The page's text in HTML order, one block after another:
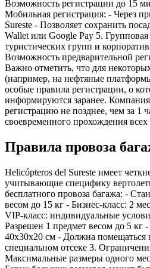
Возможность регистрации до 15
Мобильная регистрация: - Через
Sureste - Позволяет сохранить
Wallet или Google Pay 5.
туристических групп и
Возможность предварительной
Важно отметить, что для
(например, на нефтяные
особые правила регистрации, о
информируются заранее.
регистрацию не позднее, чем за 1
своевременного прохождения
Правила провоза
Helicópteros del Sureste имеет
учитывающие специфику
бесплатного провоза багажа: -
весом до 15 кг - Бизнес-класс: 2
VIP-класс: индивидуальные
Разрешен 1 предмет весом до 5 кг
40x30x20 см - Должна помещаться
специальном отсеке 3.
Максимальные размеры одного